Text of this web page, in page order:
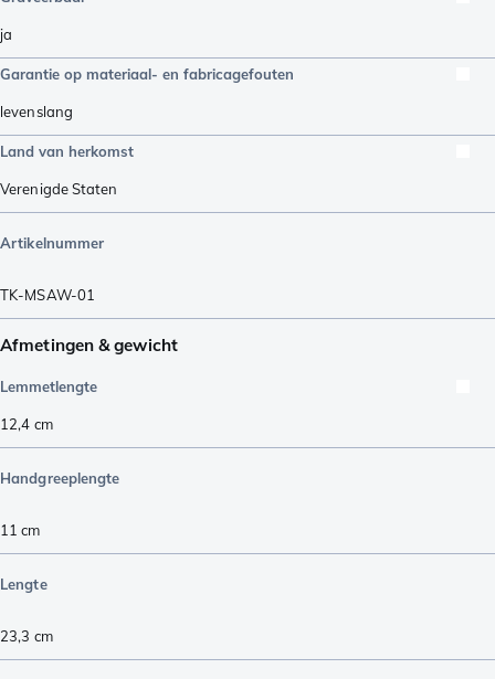
ja
Garantie op materiaal- en fabricagefouten
levenslang
Land van herkomst
Verenigde Staten
Artikelnummer
TK-MSAW-01
Afmetingen & gewicht
Lemmetlengte
12,4 cm
Handgreeplengte
11 cm
Lengte
23,3 cm